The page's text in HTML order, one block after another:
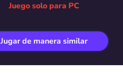
Juego solo para PC
Jugar de manera similar